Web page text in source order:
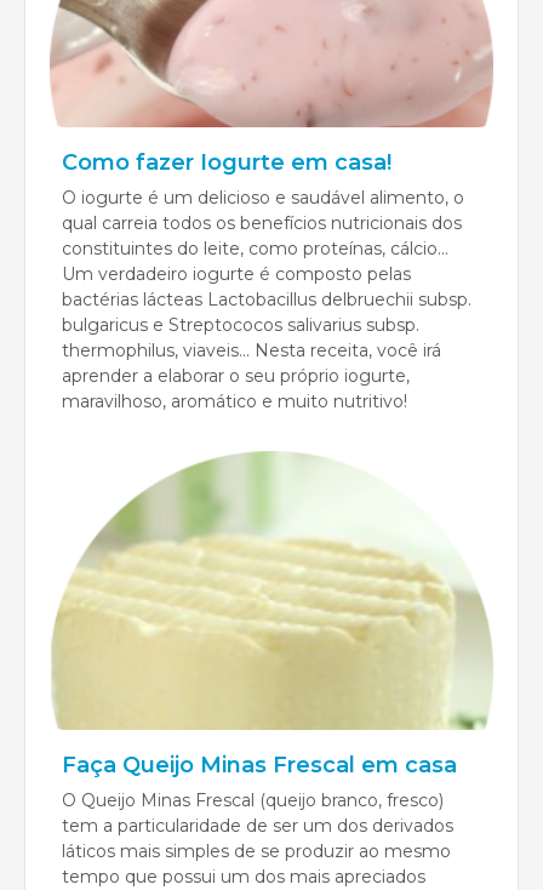
Como fazer Iogurte em casa!
O iogurte é um delicioso e saudável alimento, o
qual carreia todos os benefícios nutricionais dos
constituintes do leite, como proteínas, cálcio...
Um verdadeiro iogurte é composto pelas
bactérias lácteas Lactobacillus delbruechii subsp.
bulgaricus e Streptococos salivarius subsp.
thermophilus, viaveis... Nesta receita, você irá
aprender a elaborar o seu próprio iogurte,
maravilhoso, aromático e muito nutritivo!
Faça Queijo Minas Frescal em casa
O Queijo Minas Frescal (queijo branco, fresco)
tem a particularidade de ser um dos derivados
láticos mais simples de se produzir ao mesmo
tempo que possui um dos mais apreciados